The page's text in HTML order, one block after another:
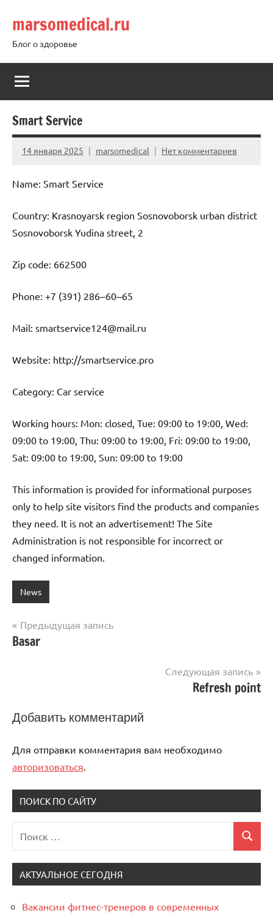
содержимому
marsomedical.ru
Блог о здоровье
Smart Service
14 января 2025 marsomedical Нет комментариев
Name: Smart Service
Country: Krasnoyarsk region Sosnovoborsk urban district
Sosnovoborsk Yudina street, 2
Zip code: 662500
Phone: +7 (391) 286‒60‒65
Mail: smartservice124@mail.ru
Website: http://smartservice.pro
Category: Car service
Working hours: Mon: closed, Tue: 09:00 to 19:00, Wed:
09:00 to 19:00, Thu: 09:00 to 19:00, Fri: 09:00 to 19:00,
Sat: 09:00 to 19:00, Sun: 09:00 to 19:00
This information is provided for informational purposes
only to help site visitors find the products and companies
they need. It is not an advertisement! The Site
Administration is not responsible for incorrect or
changed information.
News
Навигация
Предыдущая запись
Basar
Следующая запись
Refresh point
Добавить комментарий
Для отправки комментария вам необходимо
авторизоваться
ПОИСК ПО САЙТУ
для:
Поиск
АКТУАЛЬНОЕ СЕГОДНЯ
Вакансии фитнес-тренеров в современных